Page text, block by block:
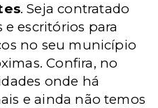
. Seja contratado
escritórios para
no seu município
Confira, no
onde há
e ainda não temos